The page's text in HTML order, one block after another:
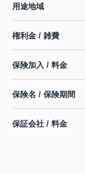
用途地域
権利金 / 雑費
保険加入 / 料金
保険名 / 保険期間
保証会社 / 料金